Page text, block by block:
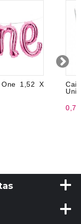
One 1,52 X